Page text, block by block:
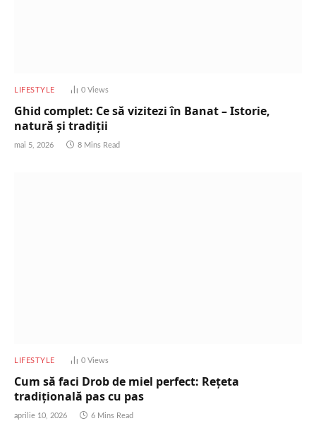
LIFESTYLE 0 Views
Ghid complet: Ce să vizitezi în Banat – Istorie,
natură și tradiții
mai 5, 2026 8 Mins Read
LIFESTYLE 0 Views
Cum să faci Drob de miel perfect: Rețeta
tradițională pas cu pas
aprilie 10, 2026 6 Mins Read